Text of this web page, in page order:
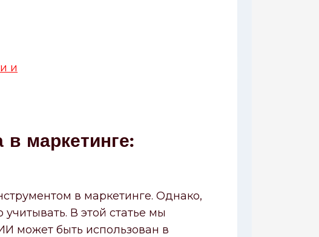
в маркетинге:
в маркетинге. Однако,
В этой статье мы
может быть использован в